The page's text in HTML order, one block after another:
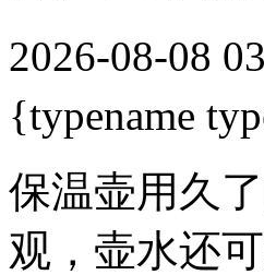
2026-08-08
{typename
保温壶用久
观，壶水还